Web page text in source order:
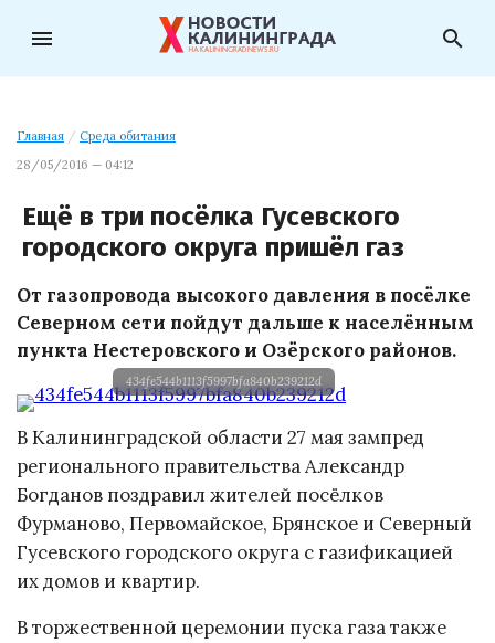
menu search
Главная / Среда обитания
28/05/2016 — 04:12
Ещё в три посёлка Гусевского
городского округа пришёл газ
От газопровода высокого давления в посёлке
Северном сети пойдут дальше к населённым
пункта Нестеровского и Озёрского районов.
434fe544b1113f5997bfa840b239212d
В Калининградской области 27 мая зампред
регионального правительства Александр
Богданов поздравил жителей посёлков
Фурманово, Первомайское, Брянское и Северный
Гусевского городского округа с газификацией
их домов и квартир.
В торжественной церемонии пуска газа также